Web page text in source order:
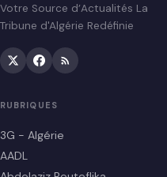
Votre Source d’Actualités La
Tribune d'Algérie Redéfinie
RUBRIQUES
3G - Algérie
AADL